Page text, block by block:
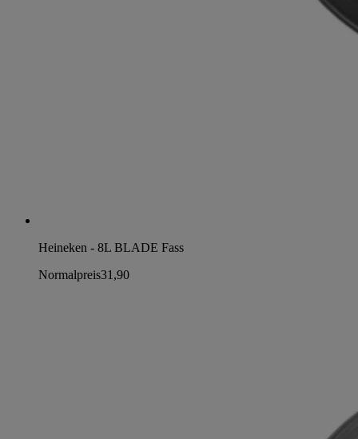
Heineken - 8L BLADE Fass
Normalpreis31,90